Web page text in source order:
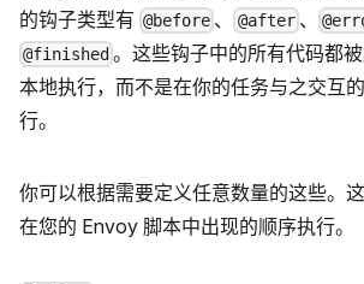
的钩子类型有 @before 、 @after、
@finished 。这些钩子中的所有代码都
本地执行，而不是在你的任务与之交互
行。
你可以根据需要定义任意数量的这些。
在您的 Envoy 脚本中出现的顺序执行。